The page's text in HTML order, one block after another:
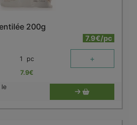
200g
7.9€/pc
1 pc +
7.9€
le